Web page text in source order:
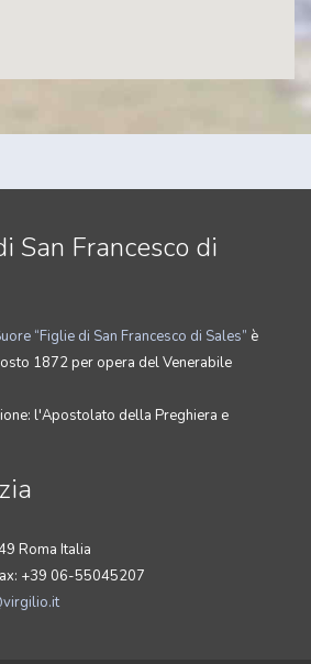
San Francesco di
“Figlie di San Francesco di Sales” è
1872 per opera del Venerabile
l'Apostolato della Preghiera e
Roma Italia
+39 06-55045207